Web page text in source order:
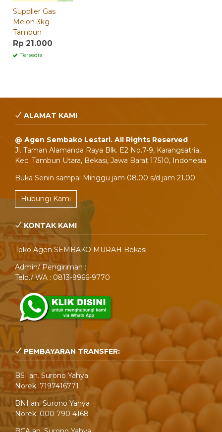
Supplier Gas
Melon 3kg
Tambun
Rp 21.000
Tersedia
ALAMAT KAMI
@ Agen Sembako Lestari. All Rights Reserved
Jl. Taman Alamanda Raya Blk. E2 No.7-9, Karangsatria,
Kec. Tambun Utara, Bekasi, Jawa Barat 17510, Indonesia
Buka Senin sampai Minggu jam 08.00 s/d jam 21.00
Hubungi Kami
KONTAK KAMI
Toko Agen SEMBAKO MURAH Bekasi
Admin/ Pengiriman :
Telp./ WA : 0813-9966-9770
PEMBAYARAN TRANSFER:
BSI an. Surono Yahya
Norek. 7197416771
BNI an. Surono Yahya
Norek. 000 790 4168